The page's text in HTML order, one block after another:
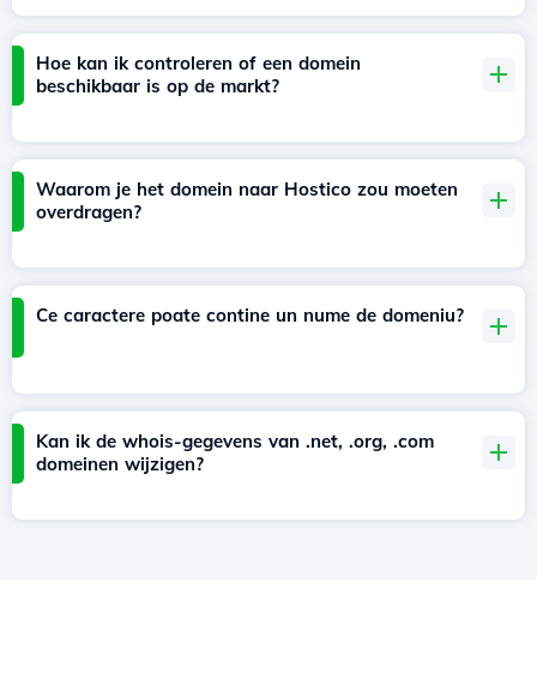
Hoe kan ik controleren of een domein
beschikbaar is op de markt?
Waarom je het domein naar Hostico zou moeten
overdragen?
Ce caractere poate contine un nume de domeniu?
Kan ik de whois-gegevens van .net, .org, .com
domeinen wijzigen?